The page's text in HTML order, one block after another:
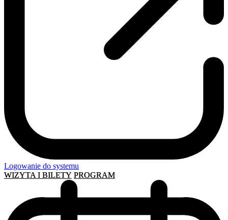
Logowanie do systemu
WIZYTA I BILETY PROGRAM